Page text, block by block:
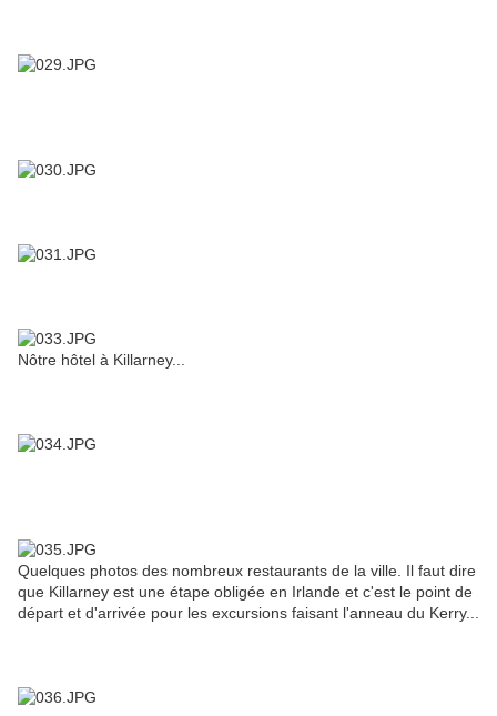
Nôtre hôtel à Killarney...
Quelques photos des nombreux restaurants de la ville. Il faut dire
que Killarney est une étape obligée en Irlande et c'est le point de
départ et d'arrivée pour les excursions faisant l'anneau du Kerry...